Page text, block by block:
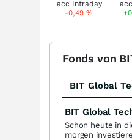
-0,49 %
Fonds von
BIT Global
BIT Global
Schon heute in
morgen